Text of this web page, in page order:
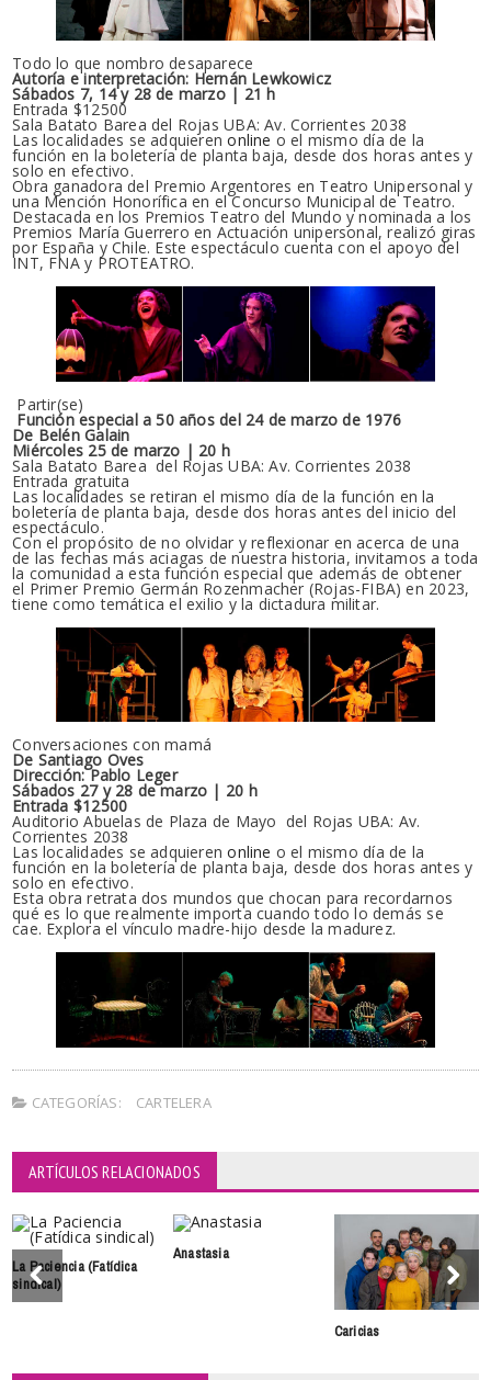
Todo lo que nombro desaparece
Autoría e interpretación: Hernán Lewkowicz
Sábados 7, 14 y 28 de marzo | 21 h
Entrada $12500
Sala Batato Barea del Rojas UBA: Av. Corrientes 2038
Las localidades se adquierenonline o el mismo día de la
función en la boletería de planta baja, desde dos horas antes y
solo en efectivo.
Obra ganadora del Premio Argentores en Teatro Unipersonal y
una Mención Honorífica en el Concurso Municipal de Teatro.
Destacada en los Premios Teatro del Mundo y nominada a los
Premios María Guerrero en Actuación unipersonal, realizó giras
por España y Chile. Este espectáculo cuenta con el apoyo del
INT, FNA y PROTEATRO.
Partir(se)
Función especial a 50 años del 24 de marzo de 1976
De Belén Galain
Miércoles 25 de marzo | 20 h
Sala Batato Barea del Rojas UBA: Av. Corrientes 2038
Entrada gratuita
Las localidades se retiran el mismo día de la función en la
boletería de planta baja, desde dos horas antes del inicio del
espectáculo.
Con el propósito de no olvidar y reflexionar en acerca de una
de las fechas más aciagas de nuestra historia, invitamos a toda
la comunidad a esta función especial que además de obtener
el Primer Premio Germán Rozenmacher (Rojas-FIBA) en 2023,
tiene como temática el exilio y la dictadura militar.
Conversaciones con mamá
De Santiago Oves
Dirección: Pablo Leger
Sábados 27 y 28 de marzo | 20 h
Entrada $12500
Auditorio Abuelas de Plaza de Mayo del Rojas UBA: Av.
Corrientes 2038
Las localidades se adquierenonline o el mismo día de la
función en la boletería de planta baja, desde dos horas antes y
solo en efectivo.
Esta obra retrata dos mundos que chocan para recordarnos
qué es lo que realmente importa cuando todo lo demás se
cae. Explora el vínculo madre-hijo desde la madurez.
CATEGORÍAS: CARTELERA
ARTÍCULOS RELACIONADOS
La Paciencia (Fatídica
sindical)
Anastasia
Caricias